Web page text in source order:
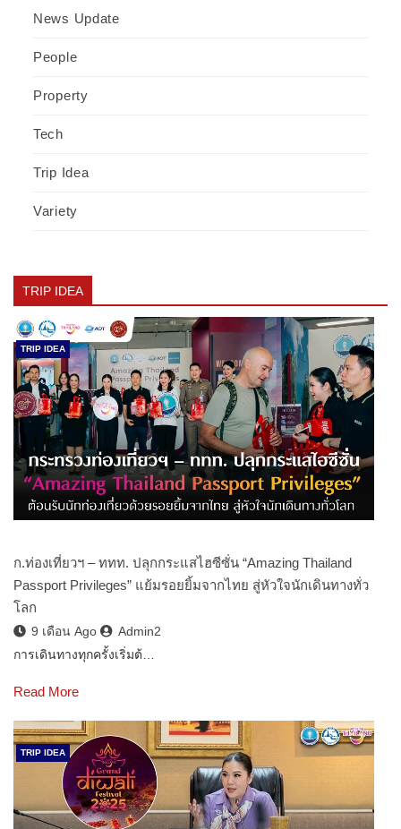
News Update
People
Property
Tech
Trip Idea
Variety
TRIP IDEA
TRIP IDEA
ก.ท่องเที่ยวฯ – ททท. ปลุกกระแสไฮซีซั่น “Amazing Thailand
Passport Privileges” แย้มรอยยิ้มจากไทย สู่หัวใจนักเดินทางทั่ว
โลก
9 เดือน Ago
Admin2
การเดินทางทุกครั้งเริ่มต้…
Read More
TRIP IDEA